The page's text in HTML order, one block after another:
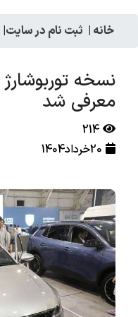
خانه | ثبت نام در سایت|
معرفی شد
214
20خرداد1404